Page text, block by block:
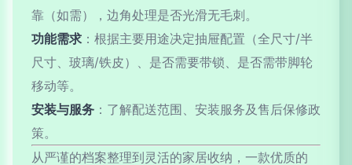
靠（如需），边角处理是否光滑无毛刺。
功能需求 ：根据主要用途决定抽屉配置（全尺寸/半
尺寸、玻璃/铁皮）、是否需要带锁、是否需带脚轮
移动等。
安装与服务 ：了解配送范围、安装服务及售后保修政
策。
从严谨的档案整理到灵活的家居收纳，一款优质的